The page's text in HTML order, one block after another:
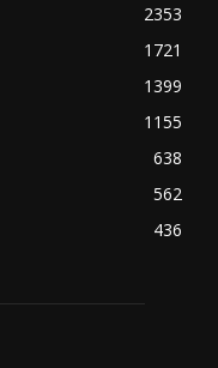
2353
1721
1399
1155
638
562
436